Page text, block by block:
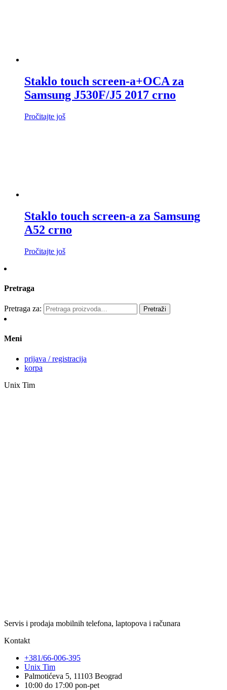
Staklo touch screen-a+OCA za
Samsung J530F/J5 2017 crno
Pročitajte još
Staklo touch screen-a za Samsung
A52 crno
Pročitajte još
Pretraga
Pretraga za: Pretraži
Meni
prijava / registracija
korpa
Unix Tim
Servis i prodaja mobilnih telefona, laptopova i računara
Kontakt
+381/66-006-395
Unix Tim
Palmotićeva 5, 11103 Beograd
10:00 do 17:00 pon-pet